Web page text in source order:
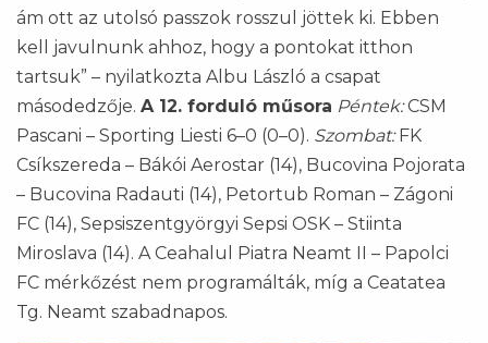
ám ott az utolsó passzok rosszul jöttek ki. Ebben
kell javulnunk ahhoz, hogy a pontokat itthon
tartsuk” – nyilatkozta Albu László a csapat
másodedzője. A 12. forduló műsora Péntek:CSM
Pascani – Sporting Liesti 6–0 (0–0). Szombat:FK
Csíkszereda – Bákói Aerostar (14), Bucovina Pojorata
– Bucovina Radauti (14), Petortub Roman – Zágoni
FC (14), Sepsiszentgyörgyi Sepsi OSK – Stiinta
Miroslava (14). A Ceahalul Piatra Neamt II – Papolci
FC mérkőzést nem programálták, míg a Ceatatea
Tg. Neamt szabadnapos.